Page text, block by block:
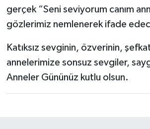
gerçek “Seni seviyorum canım
gözlerimiz nemlenerek ifade
Katıksız sevginin, özverinin,
annelerimize sonsuz sevgiler,
Anneler Gününüz kutlu olsun.
Sağlık